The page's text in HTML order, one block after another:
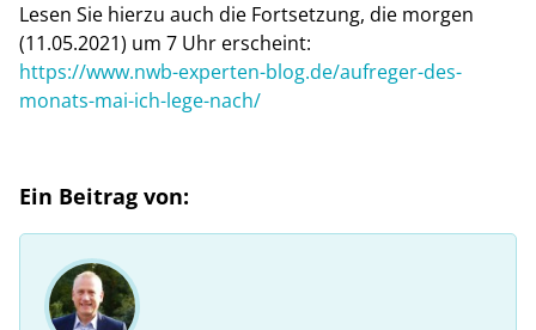
Lesen Sie hierzu auch die Fortsetzung, die morgen
(11.05.2021) um 7 Uhr erscheint:
https://www.nwb-experten-blog.de/aufreger-des-
monats-mai-ich-lege-nach/
Ein Beitrag von: